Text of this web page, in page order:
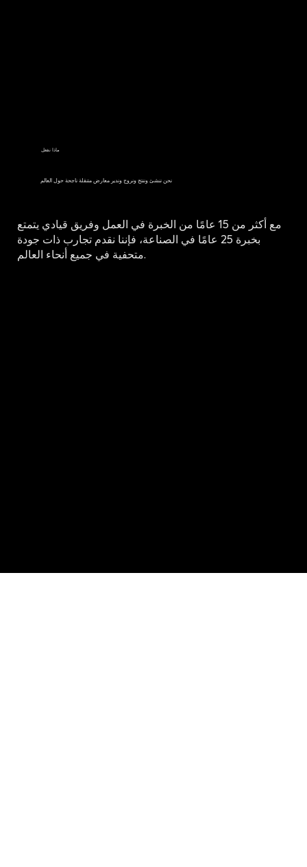
ماذا نفعل
نحن ننشئ وننتج ونروج وندير معارض متنقلة ناجحة حول العالم
مع أكثر من 15 عامًا من الخبرة في العمل وفريق قيادي يتمتع
بخبرة 25 عامًا في الصناعة، فإننا نقدم تجارب ذات جودة
متحفية في جميع أنحاء العالم.